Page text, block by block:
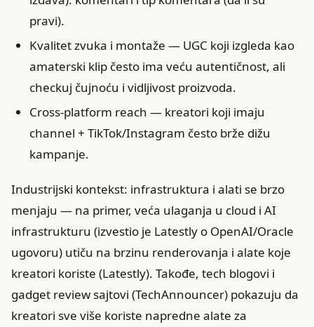
pravi).
Kvalitet zvuka i montaže — UGC koji izgleda kao
amaterski klip često ima veću autentičnost, ali
checkuj čujnoću i vidljivost proizvoda.
Cross-platform reach — kreatori koji imaju
channel + TikTok/Instagram često brže dižu
kampanje.
Industrijski kontekst: infrastruktura i alati se brzo
menjaju — na primer, veća ulaganja u cloud i AI
infrastrukturu (izvestio je Latestly o OpenAI/Oracle
ugovoru) utiču na brzinu renderovanja i alate koje
kreatori koriste (Latestly). Takođe, tech blogovi i
gadget review sajtovi (TechAnnouncer) pokazuju da
kreatori sve više koriste napredne alate za